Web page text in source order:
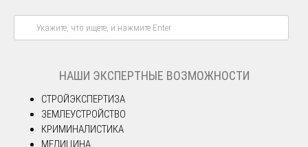
НАШИ ЭКСПЕРТНЫЕ ВОЗМОЖНОСТИ
СТРОЙЭКСПЕРТИЗА
ЗЕМЛЕУСТРОЙСТВО
КРИМИНАЛИСТИКА
МЕДИЦИНА